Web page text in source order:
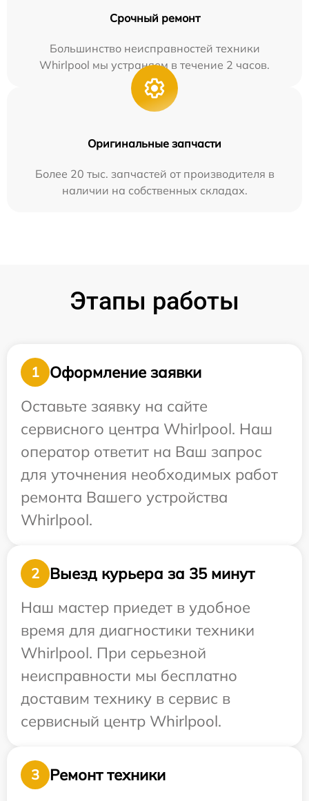
Срочный ремонт
Большинство неисправностей техники
Whirlpool мы устраняем в течение 2 часов.
Оригинальные запчасти
Более 20 тыс. запчастей от производителя в
наличии на собственных складах.
Этапы работы
1
Оформление заявки
Оставьте заявку на сайте
сервисного центра Whirlpool. Наш
оператор ответит на Ваш запрос
для уточнения необходимых работ
ремонта Вашего устройства
Whirlpool.
2
Выезд курьера за 35 минут
Наш мастер приедет в удобное
время для диагностики техники
Whirlpool. При серьезной
неисправности мы бесплатно
доставим технику в сервис в
сервисный центр Whirlpool.
3
Ремонт техники